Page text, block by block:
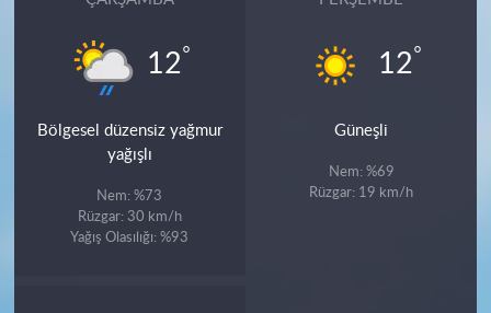
12°
Bölgesel düzensiz yağmur
yağışlı
Nem: %73
Rüzgar: 30 km/h
Yağış Olasılığı: %93
12°
Güneşli
Nem: %69
Rüzgar: 19 km/h